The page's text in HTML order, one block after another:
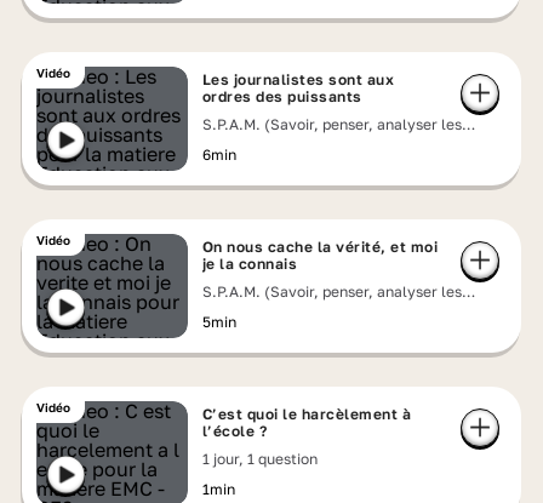
Vidéo
Les journalistes sont aux
ordres des puissants
S.P.A.M. (Savoir, penser, analyser les
6min
Vidéo
On nous cache la vérité, et moi
je la connais
S.P.A.M. (Savoir, penser, analyser les
5min
Vidéo
C’est quoi le harcèlement à
l’école ?
1 jour, 1 question
1min